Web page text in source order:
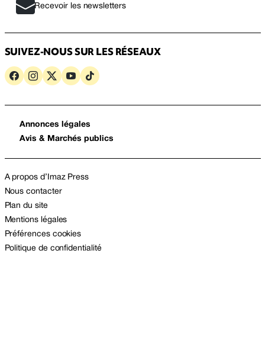
Recevoir les newsletters
SUIVEZ-NOUS SUR LES RÉSEAUX
Annonces légales
Avis & Marchés publics
A propos d’Imaz Press
Nous contacter
Plan du site
Mentions légales
Préférences cookies
Politique de confidentialité